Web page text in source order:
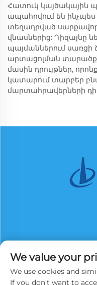
Հատուկ կայծակային
ապահովում են ինչպես
տեղադրված
վնասներից: Դիզայնը
պայմաններում սառցի
արտացոլման
մասին դրույթներ,
կատարում տարբեր
մարտահրավերների
We value your
We use cookies and
If you don't want to